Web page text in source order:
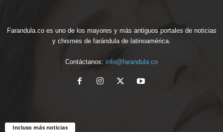
Farandula.co es uno de los mayores y más antiguos portales de noticias
y chismes de farándula de latinoamérica.
Contáctanos: info@farandula.co
Incluso más noticias